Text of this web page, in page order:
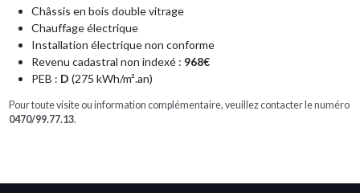
Châssis en bois double vitrage
Chauffage électrique
Installation électrique non conforme
Revenu cadastral non indexé : 968€
PEB : D (275 kWh/m².an)
Pour toute visite ou information complémentaire, veuillez contacter le numéro
0470/99.77.13.